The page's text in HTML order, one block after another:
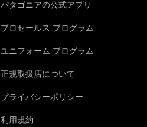
パタゴニアの公式アプリ
プロセールス プログラム
ユニフォーム プログラム
正規取扱店について
プライバシーポリシー
利用規約